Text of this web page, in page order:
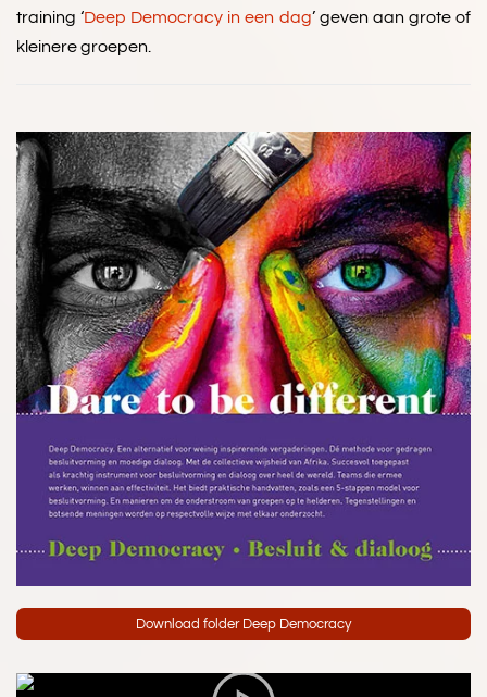
training ‘Deep Democracy in een dag’ geven aan grote of
kleinere groepen.
Download folder Deep Democracy